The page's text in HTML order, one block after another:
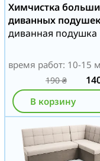
Химчистка
диванных подушек
диванная подушка
время работ: 10-15
190₴
В корзину